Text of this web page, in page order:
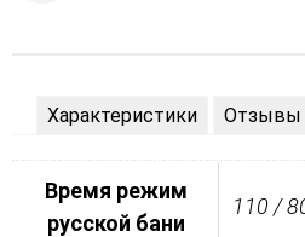
Характеристики Отзывы
Время режим
русской бани
110 /